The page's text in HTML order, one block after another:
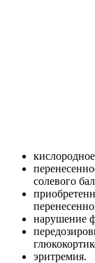
солевого
нарушение
эритремия.